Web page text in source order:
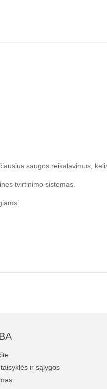
saugos reikalavimus,
tvirtinimo sistemas.
ir sąlygos